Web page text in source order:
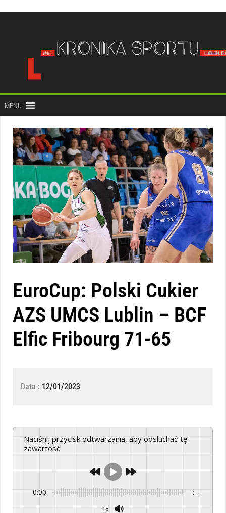
treści
MENU
EuroCup: Polski Cukier
AZS UMCS Lublin – BCF
Elfic Fribourg 71-65
Data : 12/01/2023
Naciśnij przycisk odtwarzania, aby odsłuchać tę
zawartość
0:00 -:--
1x